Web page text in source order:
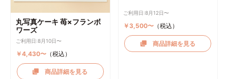
丸写真ケーキ 苺×フランボ
ワーズ
ご利用日:8月10日〜
￥4,430〜（税込）
商品詳細を見る
ご利用日:8月12日〜
￥3,500〜 （税込）
商品詳細を見る